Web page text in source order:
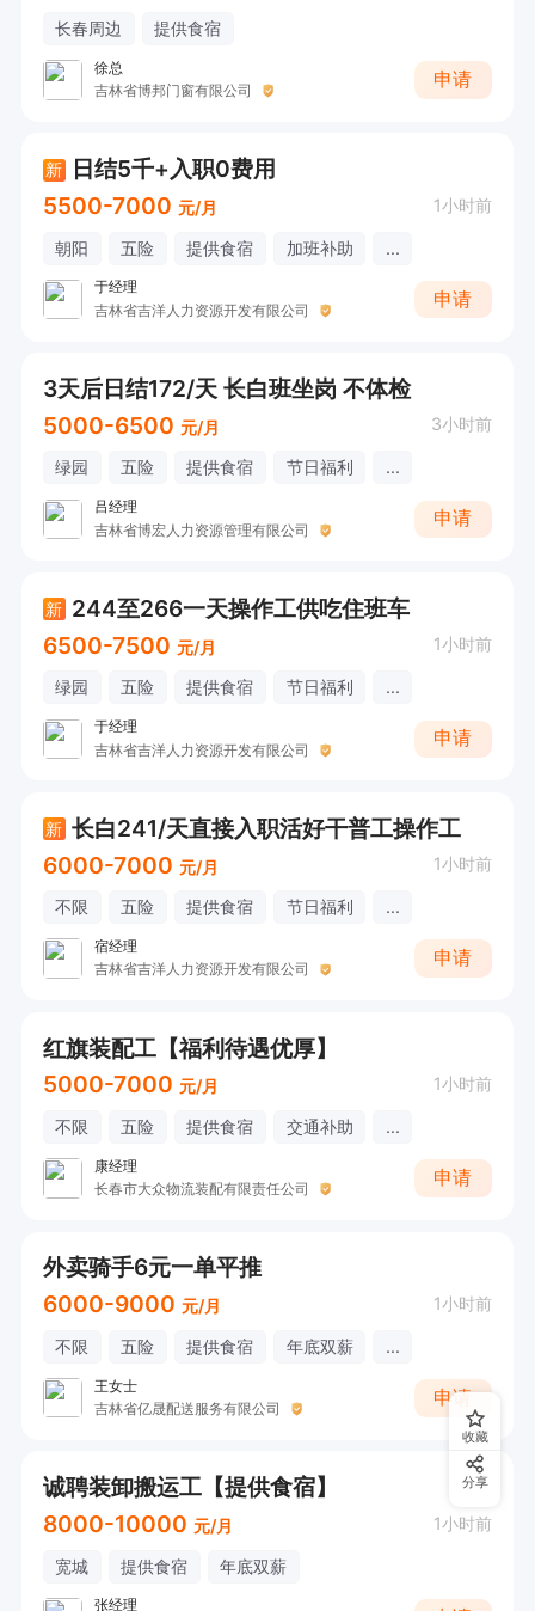
长春周边 提供食宿
徐总
吉林省博邦门窗有限公司
申请
新
日结5千+入职0费用
5500-7000 元/月 1小时前
朝阳 五险 提供食宿 加班补助 ...
于经理
吉林省吉洋人力资源开发有限公司
申请
3天后日结172/天 长白班坐岗 不体检
5000-6500 元/月 3小时前
绿园 五险 提供食宿 节日福利 ...
吕经理
吉林省博宏人力资源管理有限公司
申请
新 244至266一天操作工供吃住班车
6500-7500 元/月 1小时前
绿园 五险 提供食宿 节日福利 ...
于经理
吉林省吉洋人力资源开发有限公司
申请
新 长白241/天直接入职活好干普工操作工
6000-7000 元/月 1小时前
不限 五险 提供食宿 节日福利 ...
宿经理
吉林省吉洋人力资源开发有限公司
申请
红旗装配工【福利待遇优厚】
5000-7000 元/月 1小时前
不限 五险 提供食宿 交通补助 ...
康经理
长春市大众物流装配有限责任公司
申请
外卖骑手6元一单平推
6000-9000 元/月 1小时前
不限 五险 提供食宿 年底双薪 ...
王女士
吉林省亿晟配送服务有限公司
申请
诚聘装卸搬运工【提供食宿】
8000-10000 元/月 1小时前
宽城 提供食宿 年底双薪
张经理
收藏
分享